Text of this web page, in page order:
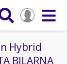
Hybrid
BILARNA